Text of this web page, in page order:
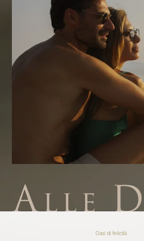
Oasi di felicità